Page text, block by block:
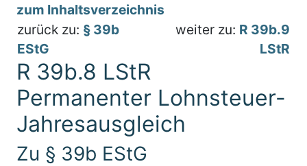
zum Inhaltsverzeichnis
zurück zu: § 39b
EStG
weiter zu: R 39b.9
LStR
R 39b.8 LStR
Permanenter Lohnsteuer-
Jahresausgleich
Zu § 39b EStG